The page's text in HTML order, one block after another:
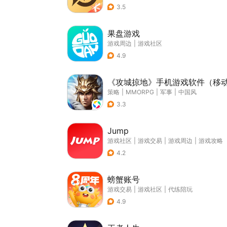
3.5
果盘游戏
游戏周边
游戏社区
4.9
《攻城掠地》手机游戏软件（移
策略 MMORPG 军事
中国风
3.3
Jump
游戏社区 游戏交易 游戏周边
游戏攻略
4.2
螃蟹账号
游戏交易 游戏社区
代练陪玩
4.9